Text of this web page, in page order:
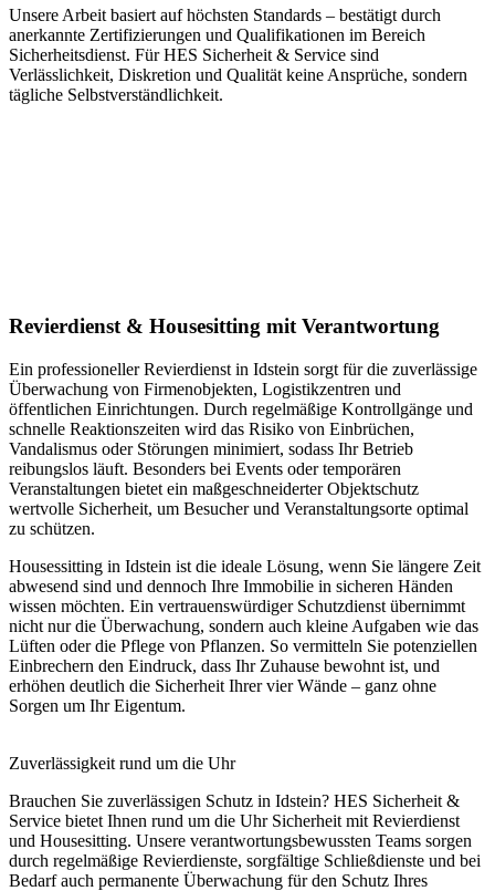
Unsere Arbeit basiert auf höchsten Standards – bestätigt durch
anerkannte Zertifizierungen und Qualifikationen im Bereich
Sicherheitsdienst. Für HES Sicherheit & Service sind
Verlässlichkeit, Diskretion und Qualität keine Ansprüche, sondern
tägliche Selbstverständlichkeit.
Revierdienst & Housesitting mit Verantwortung
Ein professioneller Revierdienst in Idstein sorgt für die zuverlässige
Überwachung von Firmenobjekten, Logistikzentren und
öffentlichen Einrichtungen. Durch regelmäßige Kontrollgänge und
schnelle Reaktionszeiten wird das Risiko von Einbrüchen,
Vandalismus oder Störungen minimiert, sodass Ihr Betrieb
reibungslos läuft. Besonders bei Events oder temporären
Veranstaltungen bietet ein maßgeschneiderter Objektschutz
wertvolle Sicherheit, um Besucher und Veranstaltungsorte optimal
zu schützen.
Housessitting in Idstein ist die ideale Lösung, wenn Sie längere Zeit
abwesend sind und dennoch Ihre Immobilie in sicheren Händen
wissen möchten. Ein vertrauenswürdiger Schutzdienst übernimmt
nicht nur die Überwachung, sondern auch kleine Aufgaben wie das
Lüften oder die Pflege von Pflanzen. So vermitteln Sie potenziellen
Einbrechern den Eindruck, dass Ihr Zuhause bewohnt ist, und
erhöhen deutlich die Sicherheit Ihrer vier Wände – ganz ohne
Sorgen um Ihr Eigentum.
Zuverlässigkeit rund um die Uhr
Brauchen Sie zuverlässigen Schutz in Idstein? HES Sicherheit &
Service bietet Ihnen rund um die Uhr Sicherheit mit Revierdienst
und Housesitting. Unsere verantwortungsbewussten Teams sorgen
durch regelmäßige Revierdienste, sorgfältige Schließdienste und bei
Bedarf auch permanente Überwachung für den Schutz Ihres